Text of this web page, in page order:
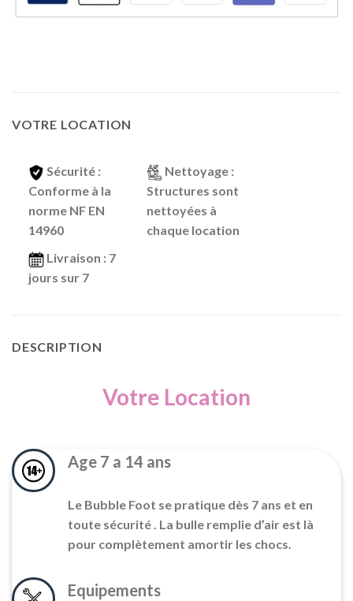
VOTRE LOCATION
Sécurité :
Conforme à la
norme NF EN
14960
Nettoyage :
Structures sont
nettoyées à
chaque location
Livraison : 7
jours sur 7
DESCRIPTION
Votre Location
Age 7 a 14 ans
Le Bubble Foot se pratique dès 7 ans et en
toute sécurité . La bulle remplie d’air est là
pour complètement amortir les chocs.
Equipements